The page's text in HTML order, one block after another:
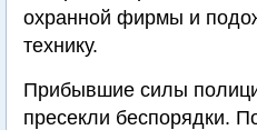
охранной фирмы и
технику.
Прибывшие силы
пресекли беспорядки.